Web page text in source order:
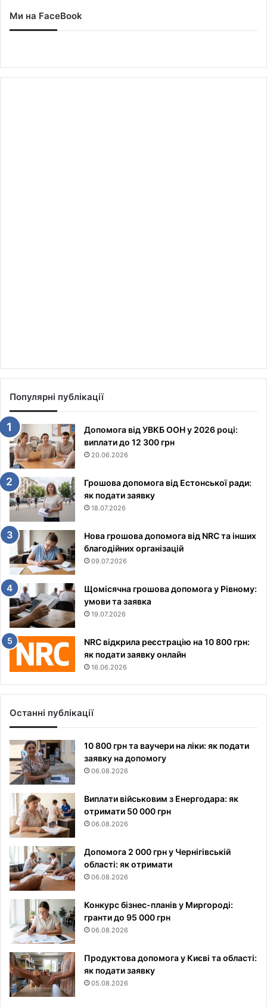
Ми на FaceBook
Популярні публікації
Допомога від УВКБ ООН у 2026 році:
виплати до 12 300 грн
20.06.2026
Грошова допомога від Естонської ради:
як подати заявку
18.07.2026
Нова грошова допомога від NRC та інших
благодійних організацій
09.07.2026
Щомісячна грошова допомога у Рівному:
умови та заявка
19.07.2026
NRC відкрила реєстрацію на 10 800 грн:
як подати заявку онлайн
16.06.2026
Останні публікації
10 800 грн та ваучери на ліки: як подати
заявку на допомогу
06.08.2026
Виплати військовим з Енергодара: як
отримати 50 000 грн
06.08.2026
Допомога 2 000 грн у Чернігівській
області: як отримати
06.08.2026
Конкурс бізнес-планів у Миргороді:
гранти до 95 000 грн
06.08.2026
Продуктова допомога у Києві та області:
як подати заявку
05.08.2026